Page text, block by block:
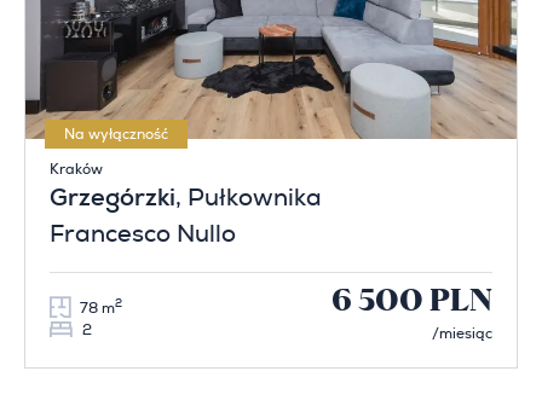
Na wyłączność
Kraków
Grzegórzki, Pułkownika
Francesco Nullo
78 m2
2
6 500 PLN
/miesiąc